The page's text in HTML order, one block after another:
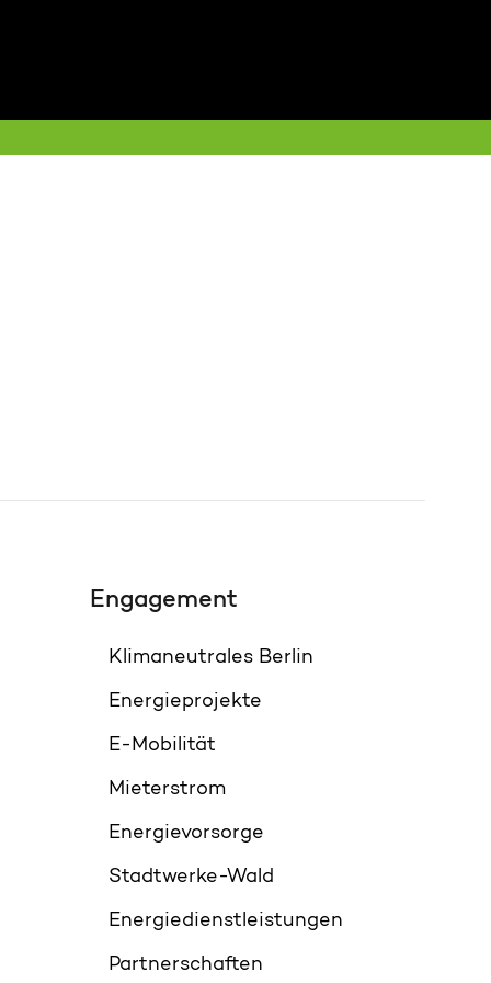
Engagement
Klimaneutrales Berlin
Energieprojekte
E-Mobilität
Mieterstrom
Energievorsorge
Stadtwerke-Wald
Energiedienstleistungen
Partnerschaften